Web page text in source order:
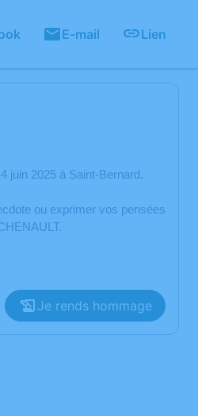
E-mail Lien
juin 2025 à Saint-Bernard.
ou exprimer vos pensées
Je rends hommage